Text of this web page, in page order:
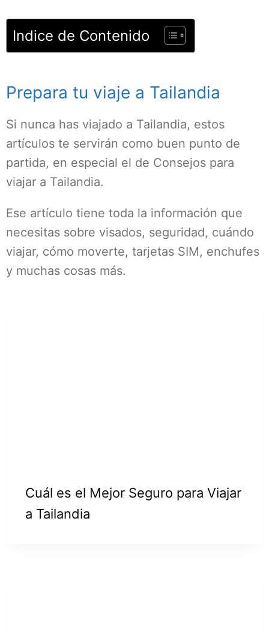
Indice de Contenido
Prepara tu viaje a Tailandia
Si nunca has viajado a Tailandia, estos
artículos te servirán como buen punto de
partida, en especial el de Consejos para
viajar a Tailandia.
Ese artículo tiene toda la información que
necesitas sobre visados, seguridad, cuándo
viajar, cómo moverte, tarjetas SIM, enchufes
y muchas cosas más.
Cuál es el Mejor Seguro para Viajar
a Tailandia